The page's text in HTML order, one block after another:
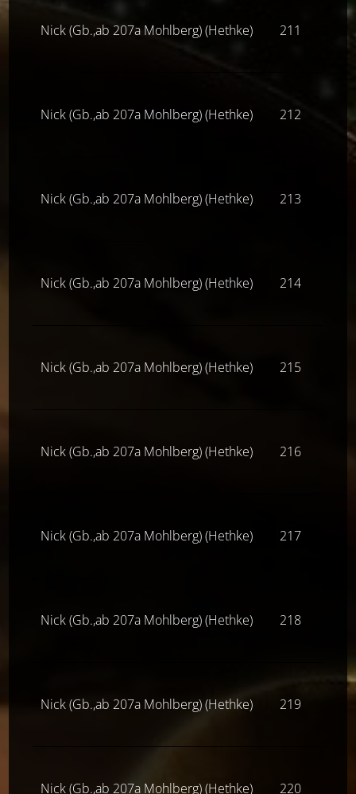
Nick (Gb.,ab 207a Mohlberg) (Hethke) 211
Nick (Gb.,ab 207a Mohlberg) (Hethke) 212
Nick (Gb.,ab 207a Mohlberg) (Hethke) 213
Nick (Gb.,ab 207a Mohlberg) (Hethke) 214
Nick (Gb.,ab 207a Mohlberg) (Hethke) 215
Nick (Gb.,ab 207a Mohlberg) (Hethke) 216
Nick (Gb.,ab 207a Mohlberg) (Hethke) 217
Nick (Gb.,ab 207a Mohlberg) (Hethke) 218
Nick (Gb.,ab 207a Mohlberg) (Hethke) 219
Nick (Gb.,ab 207a Mohlberg) (Hethke) 220